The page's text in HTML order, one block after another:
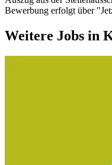
Bewerbung erfolgt über
Weitere Jobs in